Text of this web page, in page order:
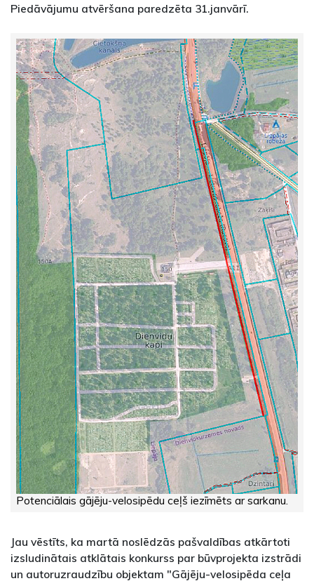
Piedāvājumu atvēršana paredzēta 31.janvārī.
Potenciālais gājēju-velosipēdu ceļš iezīmēts ar sarkanu.
Jau vēstīts, ka martā noslēdzās pašvaldības atkārtoti
izsludinātais atklātais konkurss par būvprojekta izstrādi
un autoruzraudzību objektam "Gājēju-velosipēda ceļa